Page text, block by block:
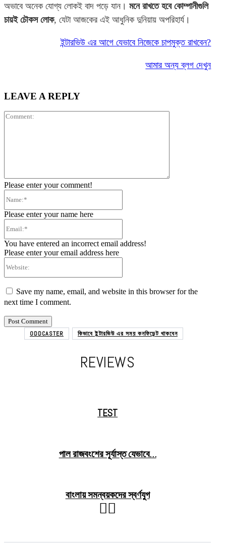
অভাবে অনেক যোগ্য লোকই বাদ পড়ে যান। মনে রাখতে হবে কোম্পানীগুলি
চায়ই চৌকস লোক, যেটা আজকের এই আধুনিক দুনিয়ায় অপরিহার্য।
ইন্টারভিউ এর আগে যেভাবে নিজেকে চাপমুক্ত রাখবেন?
আমার অন্য ব্লগ দেখুন
LEAVE A REPLY
Please enter your comment!
Please enter your name here
You have entered an incorrect email address!
Please enter your email address here
Save my name, email, and website in this browser for the
next time I comment.
ODDCASTER কিভাবে ইন্টারভিউ এর সময় কনফিডেন্ট থাকবেন
REVIEWS
TEST
পাল রাজবংশের সূর্যাস্ত যেভাবে…
বাংলায় সমন্বয়কদের স্বর্ণযুগ